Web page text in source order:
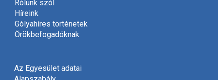
Rólunk szól
Híreink
Gólyahíres történetek
Örökbefogadóknak
Az Egyesület adatai